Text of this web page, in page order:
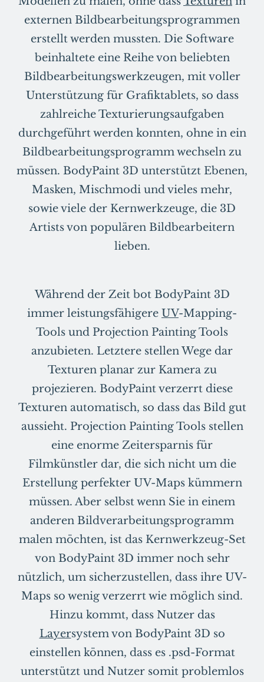
externen Bildbearbeitungsprogrammen
erstellt werden mussten. Die Software
beinhaltete eine Reihe von beliebten
Bildbearbeitungswerkzeugen, mit voller
Unterstützung für Grafiktablets, so dass
zahlreiche Texturierungsaufgaben
durchgeführt werden konnten, ohne in ein
Bildbearbeitungsprogramm wechseln zu
müssen. BodyPaint 3D unterstützt Ebenen,
Masken, Mischmodi und vieles mehr,
sowie viele der Kernwerkzeuge, die 3D
Artists von populären Bildbearbeitern
lieben.
Während der Zeit bot BodyPaint 3D
immer leistungsfähigere UV-Mapping-
Tools und Projection Painting Tools
anzubieten. Letztere stellen Wege dar
Texturen planar zur Kamera zu
projezieren. BodyPaint verzerrt diese
Texturen automatisch, so dass das Bild gut
aussieht. Projection Painting Tools stellen
eine enorme Zeitersparnis für
Filmkünstler dar, die sich nicht um die
Erstellung perfekter UV-Maps kümmern
müssen. Aber selbst wenn Sie in einem
anderen Bildverarbeitungsprogramm
malen möchten, ist das Kernwerkzeug-Set
von BodyPaint 3D immer noch sehr
nützlich, um sicherzustellen, dass ihre UV-
Maps so wenig verzerrt wie möglich sind.
Hinzu kommt, dass Nutzer das
Layersystem von BodyPaint 3D so
einstellen können, dass es .psd-Format
unterstützt und Nutzer somit problemlos